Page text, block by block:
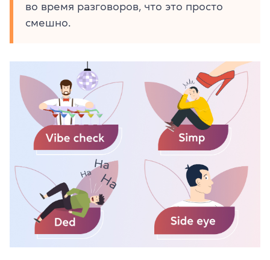
во время разговоров, что это просто
смешно.